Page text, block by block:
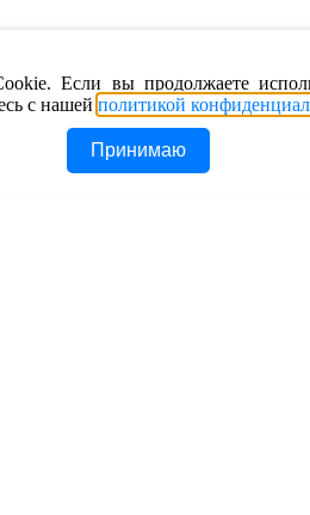
Если вы продолжаете
с нашей политикой
Принимаю